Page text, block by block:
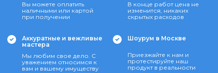
Вы можете оплатить
наличными или картой
при получении
В конце работ цена не
изменится, никаких
скрытых расходов
Аккуратные и вежливые
мастера
Мы любим свое дело. С
уважением относимся к
вам и вашему имуществу
Шоурум в Москве
Приезжайте к нам и
протестируйте наш
продукт в реальности